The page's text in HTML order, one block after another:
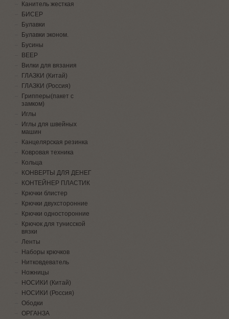
Канитель жесткая
БИСЕР
Булавки
Булавки эконом.
Бусины
ВЕЕР
Вилки для вязания
ГЛАЗКИ (Китай)
ГЛАЗКИ (Россия)
Грипперы(пакет с
замком)
Иглы
Иглы для швейных
машин
Канцелярская резинка
Ковровая техника
Кольца
КОНВЕРТЫ ДЛЯ ДЕНЕГ
КОНТЕЙНЕР ПЛАСТИК
Крючки блистер
Крючки двухсторонние
Крючки односторонние
Крючок для тунисской
вязки
Ленты
Наборы крючков
Нитковдеватель
Ножницы
НОСИКИ (Китай)
НОСИКИ (Россия)
Ободки
ОРГАНЗА